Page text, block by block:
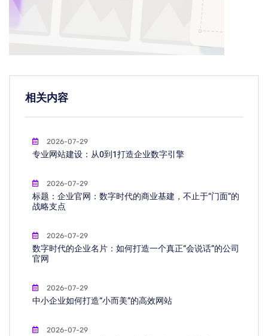
相关内容
2026-07-29
专业网站建设：从0到1打造企业数字引擎
2026-07-29
标题：企业官网：数字时代的商业基建，不止于“门面”的
战略支点
2026-07-29
数字时代的企业名片：如何打造一个真正“会说话”的公司
官网
2026-07-29
中小企业如何打造“小而美”的高效网站
2026-07-29